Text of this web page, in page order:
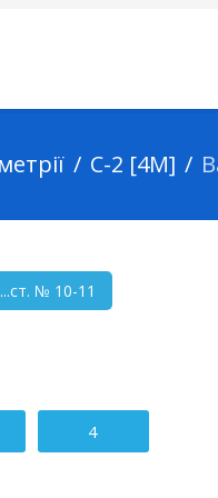
С-2 [4М]
№ 10-11
4